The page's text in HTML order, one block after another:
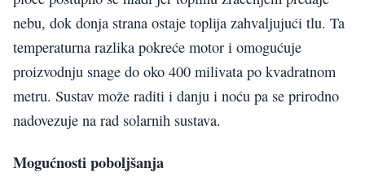
nebu, dok donja strana ostaje toplija zahvaljujući tlu. Ta
temperaturna razlika pokreće motor i omogućuje
proizvodnju snage do oko 400 milivata po kvadratnom
metru. Sustav može raditi i danju i noću pa se prirodno
nadovezuje na rad solarnih sustava.
Mogućnosti poboljšanja